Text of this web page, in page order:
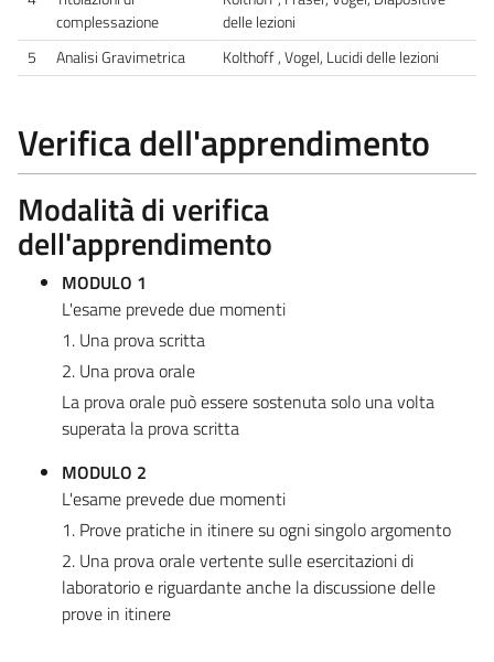
complessazione
delle lezioni
5
Analisi Gravimetrica Kolthoff , Vogel, Lucidi delle lezioni
Verifica dell'apprendimento
Modalità di verifica
dell'apprendimento
MODULO 1
L'esame prevede due momenti
1. Una prova scritta
2. Una prova orale
La prova orale può essere sostenuta solo una volta
superata la prova scritta
MODULO 2
L'esame prevede due momenti
1. Prove pratiche in itinere su ogni singolo argomento
2. Una prova orale vertente sulle esercitazioni di
laboratorio e riguardante anche la discussione delle
prove in itinere